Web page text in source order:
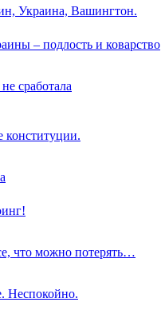
Украина, Вашингтон.
– подлость и коварство
сработала
что можно потерять…
Неспокойно.